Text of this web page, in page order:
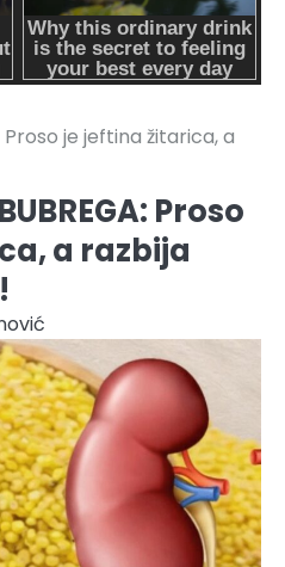
Proso je jeftina žitarica, a
Proso
a razbija